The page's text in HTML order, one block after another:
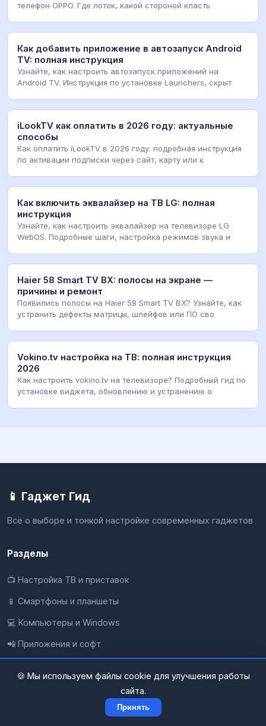
телефон OPPO. Где лоток, какой стороной класть
Как добавить приложение в автозапуск Android
TV: полная инструкция
Узнайте, как настроить автозапуск приложений на
Android TV. Инструкция по установке Launchers, скрыт
iLookTV как оплатить в 2026 году: актуальные
способы
Как оплатить iLookTV в 2026 году: подробная инструкция
по активации подписки через сайт, карту или к
Как включить эквалайзер на ТВ LG: полная
инструкция
Узнайте, как настроить эквалайзер на телевизоре LG
WebOS. Подробные шаги, настройка режимов звука и
Haier 58 Smart TV BX: полосы на экране —
причины и ремонт
Появились полосы на Haier 58 Smart TV BX? Узнайте, как
устранить дефекты матрицы, шлейфов или ПО сво
Vokino.tv настройка на ТВ: полная инструкция
2026
Как настроить vokino.tv на телевизоре? Подробный гид по
установке виджета, обновлению и устранению о
📱 Гаджет Гид
Всё о выборе и тонкой настройке современных гаджетов
Разделы
📺 Настройка ТВ и приставок
📱 Смартфоны и планшеты
💻 Компьютеры и Windows
📲 Приложения и софт
🍪 Мы используем файлы cookie для улучшения работы
сайта.
Принять